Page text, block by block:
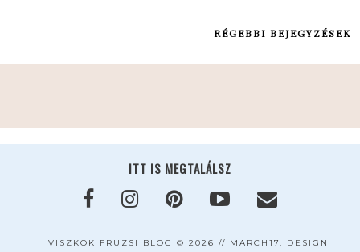
RÉGEBBI BEJEGYZÉSEK
ITT IS MEGTALÁLSZ
VISZKOK FRUZSI BLOG © 2026 // MARCH17. DESIGN